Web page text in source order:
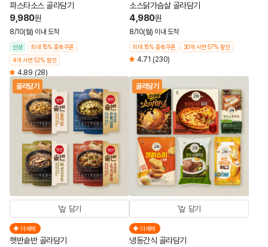
파스타소스 골라담기
9,980원
8/10(월) 이내 도착
신상
최대 15% 중복쿠폰
4개 사면 52% 할인
4.89 (28)
소스닭가슴살 골라담기
4,980원
8/10(월) 이내 도착
최대 15% 중복쿠폰 30개 사면 57% 할인
4.71 (230)
골라담기
담기
더세페
햇반솥반 골라담기
골라담기
담기
더세페
냉동간식 골라담기